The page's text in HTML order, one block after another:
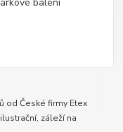
od České firmy Etex
záleží na